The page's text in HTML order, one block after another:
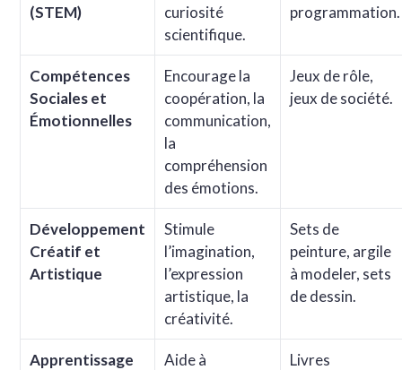
(STEM)
curiosité
scientifique.
programmation.
Compétences
Sociales et
Émotionnelles
Encourage la
coopération, la
communication,
la
compréhension
des émotions.
Jeux de rôle,
jeux de société.
Développement
Créatif et
Artistique
Stimule
l’imagination,
l’expression
artistique, la
créativité.
Sets de
peinture, argile
à modeler, sets
de dessin.
Apprentissage
Aide à
Livres